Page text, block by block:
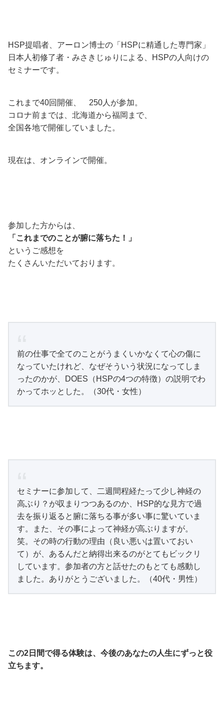
HSP提唱者、アーロン博士の「HSPに精通した専門家」
日本人初修了者・みさきじゅりによる、HSPの人向けの
セミナーです。
これまで40回開催、 250人が参加。
コロナ前までは、北海道から福岡まで、
全国各地で開催していました。
現在は、オンラインで開催。
参加した方からは、
「これまでのことが腑に落ちた！」
というご感想を
たくさんいただいております。
前の仕事で全てのことがうまくいかなくて心の傷に
なっていたけれど、なぜそういう状況になってしま
ったのかが、DOES（HSPの4つの特徴）の説明でわ
かってホッとした。（30代・女性）
セミナーに参加して、二週間程経たって少し神経の
高ぶり？が収まりつつあるのか、HSP的な見方で過
去を振り返ると腑に落ちる事が多い事に驚いていま
す。また、その事によって神経が高ぶりますが。
笑。その時の行動の理由（良い悪いは置いておい
て）が、あるんだと納得出来るのがとてもビックリ
しています。参加者の方と話せたのもとても感動し
ました。ありがとうございました。（40代・男性）
この2日間で得る体験は、今後のあなたの人生にずっと役
立ちます。